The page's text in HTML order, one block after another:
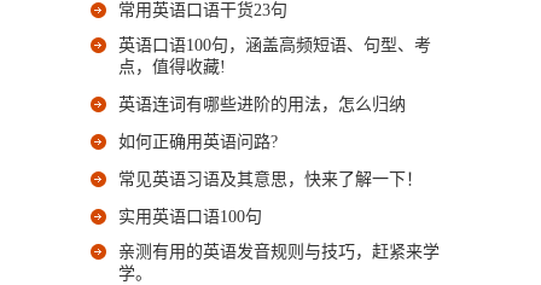
常用英语口语干货23句
英语口语100句，涵盖高频短语、句型、考
点，值得收藏!
英语连词有哪些进阶的用法，怎么归纳
如何正确用英语问路?
常见英语习语及其意思，快来了解一下！
实用英语口语100句
亲测有用的英语发音规则与技巧，赶紧来学
学。